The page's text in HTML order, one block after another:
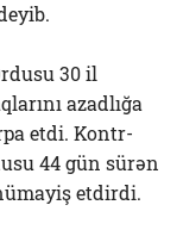
30 il
azadlığa
etdi. Kontr-
44 gün sürən
etdirdi.